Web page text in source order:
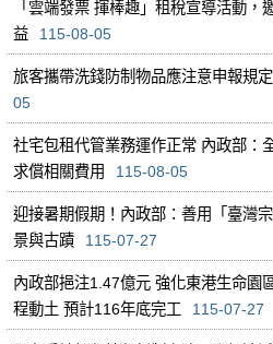
「雲端發票 揮棒趣」租稅宣導活動
益
115-08-05
旅客攜帶洗錢防制物品應注意申報規
05
社宅包租代管業務運作正常 內政部：
求償相關費用
115-08-05
迎接暑期假期！內政部：善用「臺灣
景與古蹟
115-07-27
內政部挹注1.47億元 強化東港生命園
程動土 預計116年底完工
115-07-27